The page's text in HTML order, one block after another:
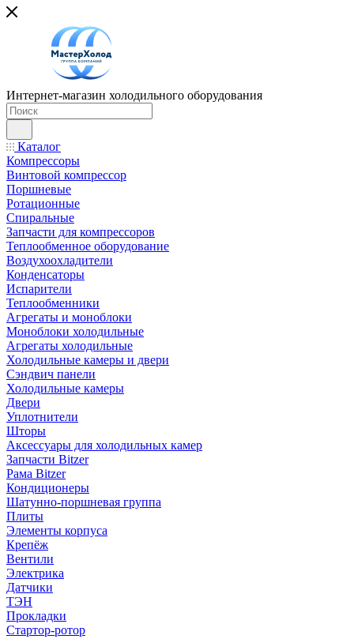
Интернет-магазин холодильного оборудования
Каталог
Компрессоры
Винтовой компрессор
Поршневые
Ротационные
Спиральные
Запчасти для компрессоров
Теплообменное оборудование
Воздухоохладители
Конденсаторы
Испарители
Теплообменники
Агрегаты и моноблоки
Моноблоки холодильные
Агрегаты холодильные
Холодильные камеры и двери
Сэндвич панели
Холодильные камеры
Двери
Уплотнители
Шторы
Аксессуары для холодильных камер
Запчасти Bitzer
Рама Bitzer
Кондиционеры
Шатунно-поршневая группа
Плиты
Элементы корпуса
Крепёж
Вентили
Электрика
Датчики
ТЭН
Прокладки
Стартор-ротор